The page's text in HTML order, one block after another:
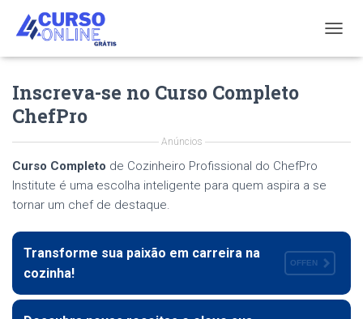
O
O
N
Inscreva-se no Curso Completo
ChefPro
Anúncios
Curso Completo de Cozinheiro Profissional do ChefPro
Institute é uma escolha inteligente para quem aspira a se
tornar um chef de destaque.
Transforme sua paixão em carreira na
cozinha!
OFFEN